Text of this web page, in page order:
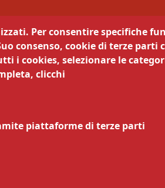
Segui la nostra pagina:
Per consentire specifiche
consenso, cookie di terze parti
i cookies, selezionare le
clicchi
piattaforme di terze parti